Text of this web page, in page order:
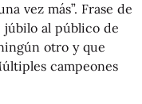
vez más”. Frase de
júbilo al público de
otro y que
campeones